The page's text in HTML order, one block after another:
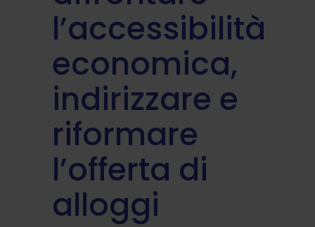
l’accessibilità
economica,
indirizzare e
riformare
l’offerta di
alloggi